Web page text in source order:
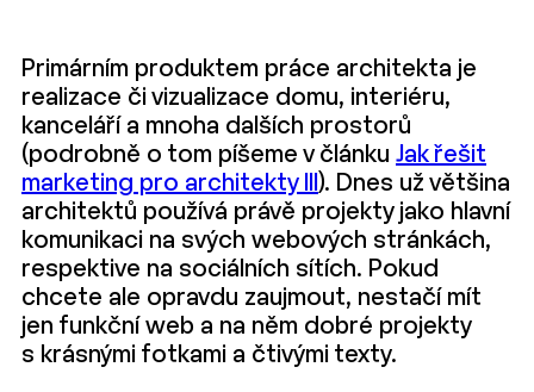
Primárním produktem práce architekta je
realizace či vizualizace domu, interiéru,
kanceláří a mnoha dalších prostorů
(podrobně o tom píšeme v článku Jak řešit
marketing pro architekty III ). Dnes už většina
architektů používá právě projekty jako hlavní
komunikaci na svých webových stránkách,
respektive na sociálních sítích. Pokud
chcete ale opravdu zaujmout, nestačí mít
jen funkční web a na něm dobré projekty
s krásnými fotkami a čtivými texty.